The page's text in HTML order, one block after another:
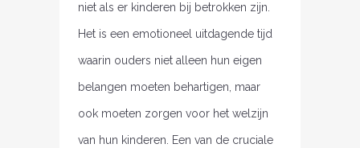
niet als er kinderen bij betrokken zijn.
Het is een emotioneel uitdagende tijd
waarin ouders niet alleen hun eigen
belangen moeten behartigen, maar
ook moeten zorgen voor het welzijn
van hun kinderen. Een van de cruciale